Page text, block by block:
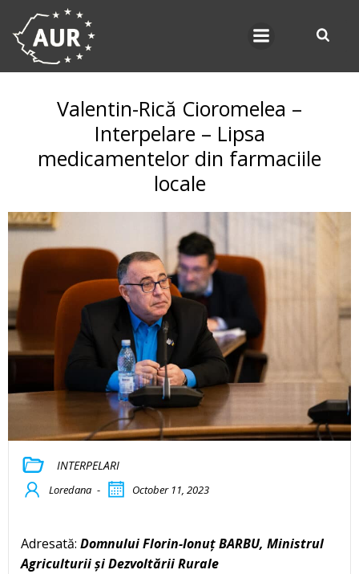
Valentin-Rică Cioromelea –
Interpelare – Lipsa
medicamentelor din farmaciile
locale
INTERPELARI
Loredana - October 11, 2023
Adresată: Domnului Florin-Ionuț BARBU, Ministrul
Agriculturii și Dezvoltării Rurale